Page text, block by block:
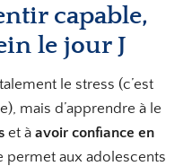
capable,
le jour J
le stress (c’est
mais d’apprendre à le
et à avoir confiance en
permet aux adolescents